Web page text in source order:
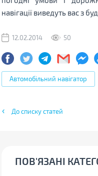
навігації виведуть вас з
12.02.2014 50
Автомобільний навігатор
До списку статей
ПОВ'ЯЗАНІ